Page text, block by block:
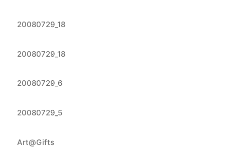
20080729_18
20080729_18
20080729_6
20080729_5
Art@Gifts